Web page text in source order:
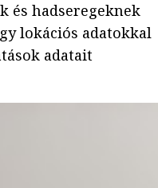
és hadseregeknek
lokációs adatokkal
adatait